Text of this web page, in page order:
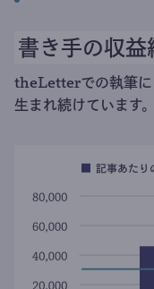
書き手の収益
theLetterでの執筆に
生まれ続けています。